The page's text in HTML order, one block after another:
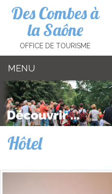
Des Combes à
la Saône
OFFICE DE TOURISME
MENU
Hôtel